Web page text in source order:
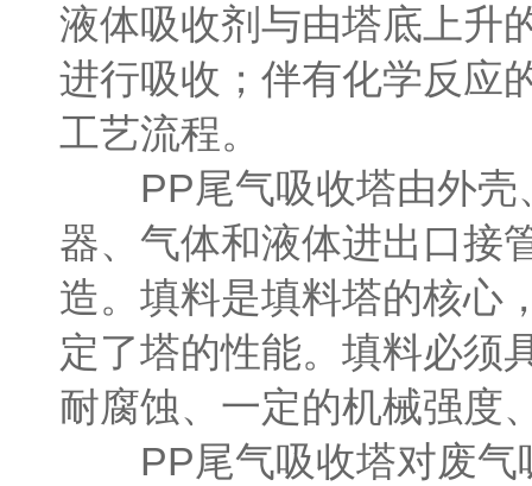
液体吸收剂与由塔底上升
进行吸收；伴有化学反应
工艺流程。
PP尾气吸收塔由外壳
器、气体和液体进出口接
造。填料是填料塔的核心
定了塔的性能。填料必须
耐腐蚀、一定的机械强度
PP尾气吸收塔对废气